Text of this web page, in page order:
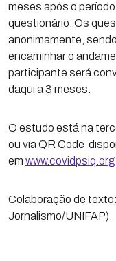
meses após o
questionário. Os
anonimamente,
encaminhar o
participante será
daqui a 3 meses.
O estudo está na
ou via QR Code
em www.covidpsiq.org
Colaboração de
Jornalismo/UNIFAP).